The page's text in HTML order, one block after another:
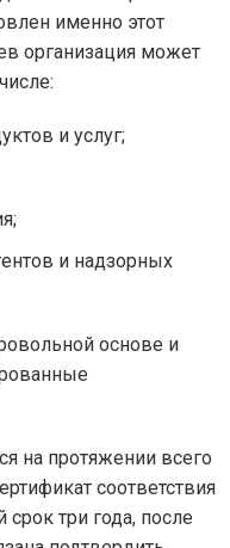
именно этот
организация может
и услуг;
и надзорных
основе и
на протяжении всего
соответствия
срок три года, после